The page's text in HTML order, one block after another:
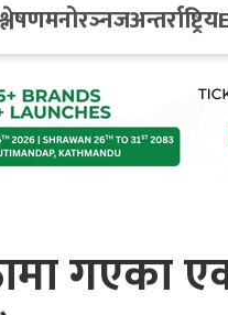
मनोरञ्नजअन्तर्राष्ट्रिय
गएका